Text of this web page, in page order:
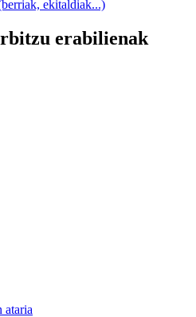
ekitaldiak...)
erabilienak
ataria